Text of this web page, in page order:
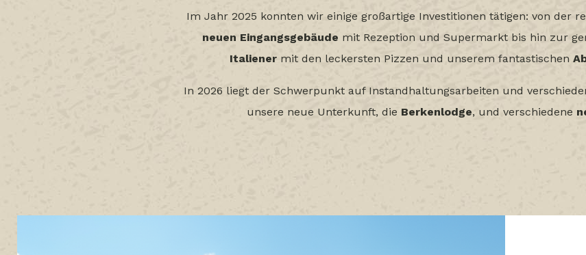
Im Jahr 2025 konnten wir einige großartige Investitionen tätigen: von der
neuen Eingangsgebäude mit Rezeption und Supermarkt bis hin zur
Italienermit den leckersten Pizzen und unserem fantastischen
In 2026 liegt der Schwerpunkt auf Instandhaltungsarbeiten und
unsere neue Unterkunft, die Berkenlodge, und verschiedene